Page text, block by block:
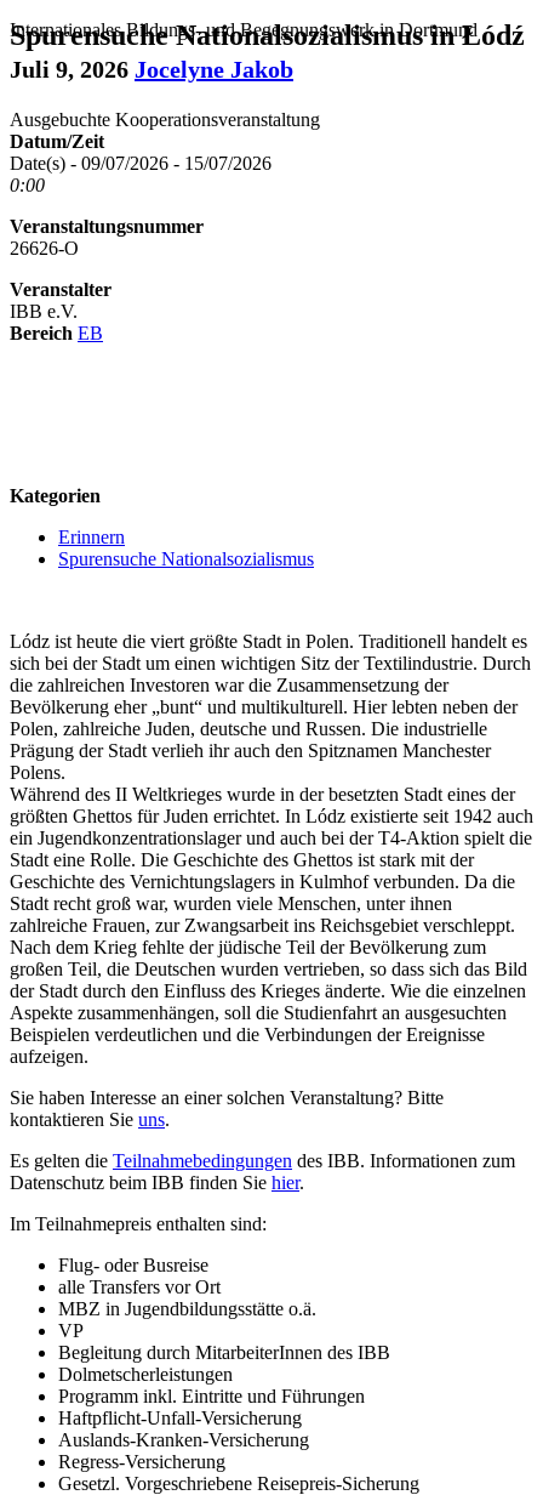
Internationales Bildungs- und Begegnungswerk in Dortmund
Spurensuche Nationalsozialismus in Łódź
Juli 9, 2026 Jocelyne Jakob
Ausgebuchte Kooperationsveranstaltung
Datum/Zeit
Date(s) - 09/07/2026 - 15/07/2026
0:00
Veranstaltungsnummer
26626-O
Veranstalter
IBB e.V.
Bereich EB
Kategorien
Erinnern
Spurensuche Nationalsozialismus
Lódz ist heute die viert größte Stadt in Polen. Traditionell handelt es
sich bei der Stadt um einen wichtigen Sitz der Textilindustrie. Durch
die zahlreichen Investoren war die Zusammensetzung der
Bevölkerung eher „bunt“ und multikulturell. Hier lebten neben der
Polen, zahlreiche Juden, deutsche und Russen. Die industrielle
Prägung der Stadt verlieh ihr auch den Spitznamen Manchester
Polens.
Während des II Weltkrieges wurde in der besetzten Stadt eines der
größten Ghettos für Juden errichtet. In Lódz existierte seit 1942 auch
ein Jugendkonzentrationslager und auch bei der T4-Aktion spielt die
Stadt eine Rolle. Die Geschichte des Ghettos ist stark mit der
Geschichte des Vernichtungslagers in Kulmhof verbunden. Da die
Stadt recht groß war, wurden viele Menschen, unter ihnen
zahlreiche Frauen, zur Zwangsarbeit ins Reichsgebiet verschleppt.
Nach dem Krieg fehlte der jüdische Teil der Bevölkerung zum
großen Teil, die Deutschen wurden vertrieben, so dass sich das Bild
der Stadt durch den Einfluss des Krieges änderte. Wie die einzelnen
Aspekte zusammenhängen, soll die Studienfahrt an ausgesuchten
Beispielen verdeutlichen und die Verbindungen der Ereignisse
aufzeigen.
Sie haben Interesse an einer solchen Veranstaltung? Bitte
kontaktieren Sie uns.
Es gelten die Teilnahmebedingungen des IBB. Informationen zum
Datenschutz beim IBB finden Sie hier.
Im Teilnahmepreis enthalten sind:
Flug- oder Busreise
alle Transfers vor Ort
MBZ in Jugendbildungsstätte o.ä.
VP
Begleitung durch MitarbeiterInnen des IBB
Dolmetscherleistungen
Programm inkl. Eintritte und Führungen
Haftpflicht-Unfall-Versicherung
Auslands-Kranken-Versicherung
Regress-Versicherung
Gesetzl. Vorgeschriebene Reisepreis-Sicherung